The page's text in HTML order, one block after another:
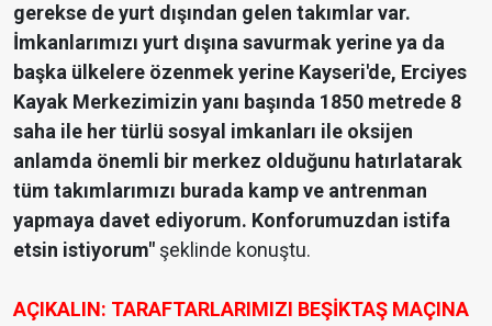
gerekse de yurt dışından gelen takımlar var.
İmkanlarımızı yurt dışına savurmak yerine ya da
başka ülkelere özenmek yerine Kayseri'de, Erciyes
Kayak Merkezimizin yanı başında 1850 metrede 8
saha ile her türlü sosyal imkanları ile oksijen
anlamda önemli bir merkez olduğunu hatırlatarak
tüm takımlarımızı burada kamp ve antrenman
yapmaya davet ediyorum. Konforumuzdan istifa
etsin istiyorum" şeklinde konuştu.
AÇIKALIN: TARAFTARLARIMIZI BEŞİKTAŞ MAÇINA